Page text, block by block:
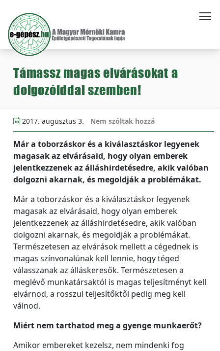
Támassz magas elvárásokat a
dolgozóiddal szemben!
2017. augusztus 3. Nem szóltak hozzá
Már a toborzáskor és a kiválasztáskor legyenek
magasak az elvárásaid, hogy olyan emberek
jelentkezzenek az álláshirdetésedre, akik valóban
dolgozni akarnak, és megoldják a problémákat.
Már a toborzáskor és a kiválasztáskor legyenek
magasak az elvárásaid, hogy olyan emberek
jelentkezzenek az álláshirdetésedre, akik valóban
dolgozni akarnak, és megoldják a problémákat.
Természetesen az elvárások mellett a cégednek is
magas színvonalúnak kell lennie, hogy téged
válasszanak az álláskeresők. Természetesen a
meglévő munkatársaktól is magas teljesítményt kell
elvárnod, a rosszul teljesítőktől pedig meg kell
válnod.
Miért nem tarthatod meg a gyenge munkaerőt?
Amikor embereket kezelsz, nem mindenki fog